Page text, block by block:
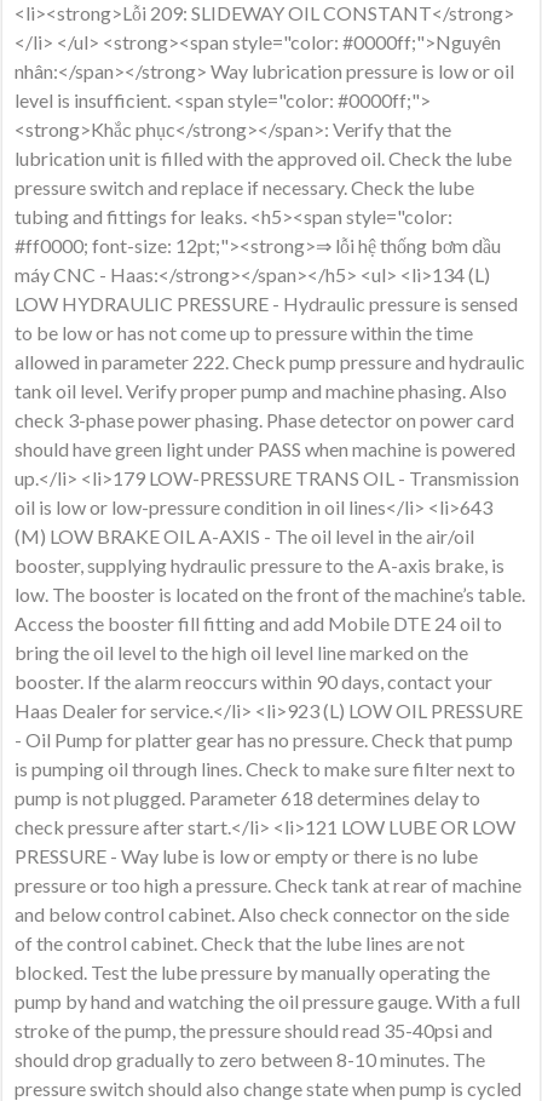
<li><strong>Lỗi 209: SLIDEWAY OIL CONSTANT</strong>
</li> </ul> <strong><span style="color: #0000ff;">Nguyên
nhân:</span></strong> Way lubrication pressure is low or oil
level is insufficient. <span style="color: #0000ff;">
<strong>Khắc phục</strong></span>: Verify that the
lubrication unit is filled with the approved oil. Check the lube
pressure switch and replace if necessary. Check the lube
tubing and fittings for leaks. <h5><span style="color:
#ff0000; font-size: 12pt;"><strong>⇒ lỗi hệ thống bơm dầu
máy CNC - Haas:</strong></span></h5> <ul> <li>134 (L)
LOW HYDRAULIC PRESSURE - Hydraulic pressure is sensed
to be low or has not come up to pressure within the time
allowed in parameter 222. Check pump pressure and hydraulic
tank oil level. Verify proper pump and machine phasing. Also
check 3-phase power phasing. Phase detector on power card
should have green light under PASS when machine is powered
up.</li> <li>179 LOW-PRESSURE TRANS OIL - Transmission
oil is low or low-pressure condition in oil lines</li> <li>643
(M) LOW BRAKE OIL A-AXIS - The oil level in the air/oil
booster, supplying hydraulic pressure to the A-axis brake, is
low. The booster is located on the front of the machine’s table.
Access the booster fill fitting and add Mobile DTE 24 oil to
bring the oil level to the high oil level line marked on the
booster. If the alarm reoccurs within 90 days, contact your
Haas Dealer for service.</li> <li>923 (L) LOW OIL PRESSURE
- Oil Pump for platter gear has no pressure. Check that pump
is pumping oil through lines. Check to make sure filter next to
pump is not plugged. Parameter 618 determines delay to
check pressure after start.</li> <li>121 LOW LUBE OR LOW
PRESSURE - Way lube is low or empty or there is no lube
pressure or too high a pressure. Check tank at rear of machine
and below control cabinet. Also check connector on the side
of the control cabinet. Check that the lube lines are not
blocked. Test the lube pressure by manually operating the
pump by hand and watching the oil pressure gauge. With a full
stroke of the pump, the pressure should read 35-40psi and
should drop gradually to zero between 8-10 minutes. The
pressure switch should also change state when pump is cycled